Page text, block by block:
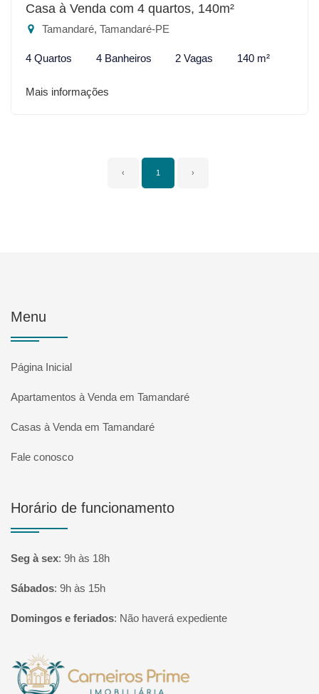
Casa à Venda com 4 quartos, 140m²
Tamandaré, Tamandaré-PE
4 Quartos 4 Banheiros 2 Vagas 140 m²
Mais informações
‹ 1 ›
Menu
Página Inicial
Apartamentos à Venda em Tamandaré
Casas à Venda em Tamandaré
Fale conosco
Horário de funcionamento
Seg à sex: 9h às 18h
Sábados: 9h às 15h
Domingos e feriados: Não haverá expediente
Página inicial